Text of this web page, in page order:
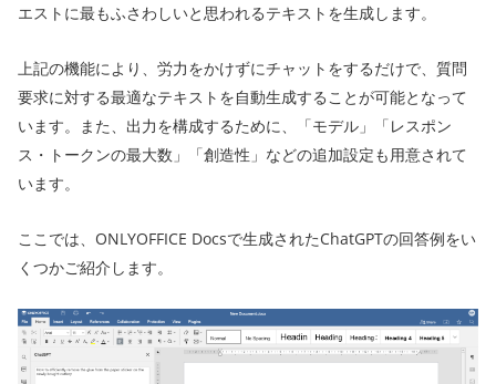
エストに最もふさわしいと思われるテキストを生成します。
上記の機能により、労力をかけずにチャットをするだけで、質問
要求に対する最適なテキストを自動生成することが可能となって
います。また、出力を構成するために、「モデル」「レスポン
ス・トークンの最大数」「創造性」などの追加設定も用意されて
います。
ここでは、ONLYOFFICE Docsで生成されたChatGPTの回答例をい
くつかご紹介します。